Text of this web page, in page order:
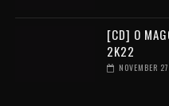
[CD] O
2K22
NOVEMBER